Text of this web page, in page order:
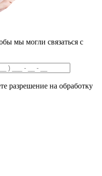
мы могли связаться с
разрешение на обработку